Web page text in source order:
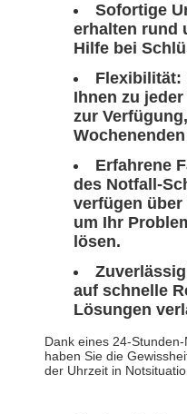
Sofortige
erhalten rund
Hilfe bei
Flexibilität:
Ihnen zu
zur
Erfahrene
des Notfall-
verfügen über
um Ihr
lösen.
auf schnelle
Lösungen
Dank eines 24-
haben Sie die
der Uhrzeit in